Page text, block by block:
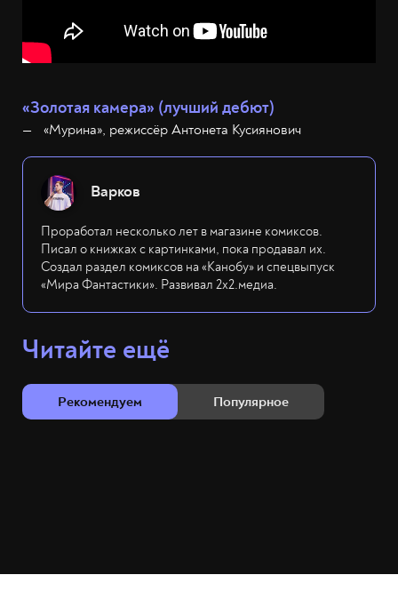
«Золотая камера» (лучший дебют)
«Мурина», режиссёр Антонета Кусиянович
Варков
Проработал несколько лет в магазине комиксов.
Писал о книжках с картинками, пока продавал их.
Создал раздел комиксов на «Канобу» и спецвыпуск
«Мира Фантастики». Развивал 2х2.медиа.
Читайте ещё
Рекомендуем Популярное